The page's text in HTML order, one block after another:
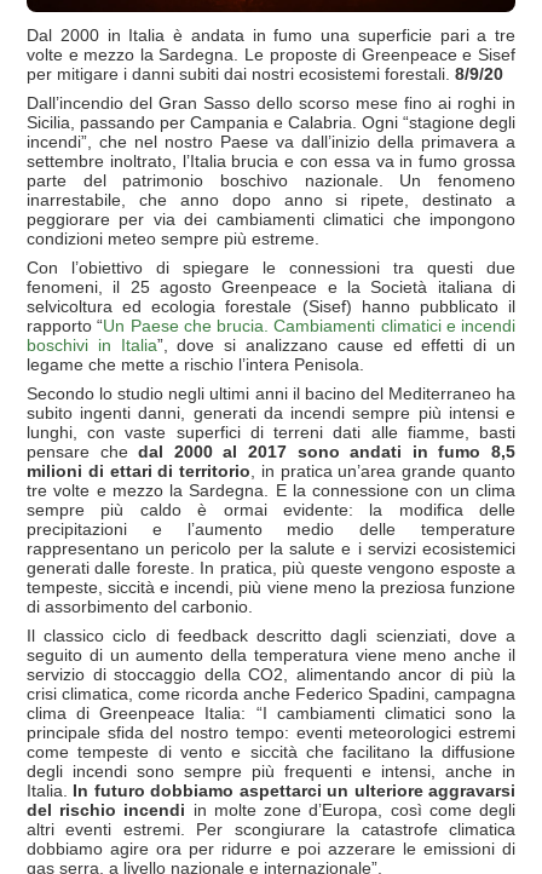
Dal 2000 in Italia è andata in fumo una superficie pari a tre
volte e mezzo la Sardegna. Le proposte di Greenpeace e Sisef
per mitigare i danni subiti dai nostri ecosistemi forestali. 8/9/20
Dall’incendio del Gran Sasso dello scorso mese fino ai roghi in
Sicilia, passando per Campania e Calabria. Ogni “stagione degli
incendi”, che nel nostro Paese va dall’inizio della primavera a
settembre inoltrato, l’Italia brucia e con essa va in fumo grossa
parte del patrimonio boschivo nazionale. Un fenomeno
inarrestabile, che anno dopo anno si ripete, destinato a
peggiorare per via dei cambiamenti climatici che impongono
condizioni meteo sempre più estreme.
Con l’obiettivo di spiegare le connessioni tra questi due
fenomeni, il 25 agosto Greenpeace e la Società italiana di
selvicoltura ed ecologia forestale (Sisef) hanno pubblicato il
rapporto “Un Paese che brucia. Cambiamenti climatici e incendi
boschivi in Italia”, dove si analizzano cause ed effetti di un
legame che mette a rischio l’intera Penisola.
Secondo lo studio negli ultimi anni il bacino del Mediterraneo ha
subito ingenti danni, generati da incendi sempre più intensi e
lunghi, con vaste superfici di terreni dati alle fiamme, basti
pensare chedal 2000 al 2017 sono andati in fumo 8,5
milioni di ettari di territorio, in pratica un’area grande quanto
tre volte e mezzo la Sardegna. E la connessione con un clima
sempre più caldo è ormai evidente: la modifica delle
precipitazioni e l’aumento medio delle temperature
rappresentano un pericolo per la salute e i servizi ecosistemici
generati dalle foreste. In pratica, più queste vengono esposte a
tempeste, siccità e incendi, più viene meno la preziosa funzione
di assorbimento del carbonio.
Il classico ciclo di feedback descritto dagli scienziati, dove a
seguito di un aumento della temperatura viene meno anche il
servizio di stoccaggio della CO2, alimentando ancor di più la
crisi climatica, come ricorda anche Federico Spadini, campagna
clima di Greenpeace Italia: “I cambiamenti climatici sono la
principale sfida del nostro tempo: eventi meteorologici estremi
come tempeste di vento e siccità che facilitano la diffusione
degli incendi sono sempre più frequenti e intensi, anche in
Italia. In futuro dobbiamo aspettarci un ulteriore aggravarsi
del rischio incendi in molte zone d’Europa, così come degli
altri eventi estremi. Per scongiurare la catastrofe climatica
dobbiamo agire ora per ridurre e poi azzerare le emissioni di
gas serra, a livello nazionale e internazionale”.